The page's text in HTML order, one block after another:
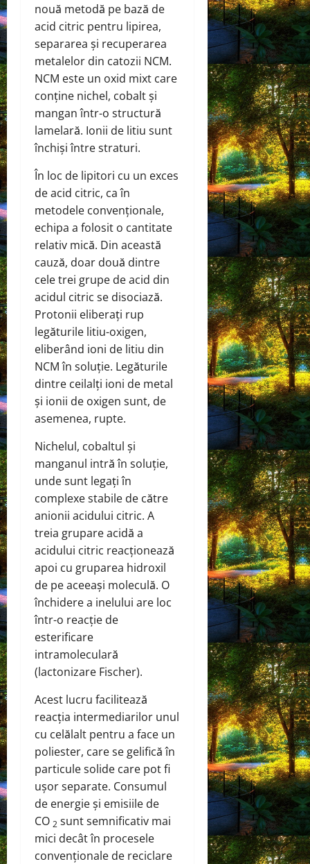
nouă metodă pe bază de
acid citric pentru lipirea,
separarea și recuperarea
metalelor din catozii NCM.
NCM este un oxid mixt care
conține nichel, cobalt și
mangan într-o structură
lamelară. Ionii de litiu sunt
închiși între straturi.
În loc de lipitori cu un exces
de acid citric, ca în
metodele convenționale,
echipa a folosit o cantitate
relativ mică. Din această
cauză, doar două dintre
cele trei grupe de acid din
acidul citric se disociază.
Protonii eliberați rup
legăturile litiu-oxigen,
eliberând ioni de litiu din
NCM în soluție. Legăturile
dintre ceilalți ioni de metal
și ionii de oxigen sunt, de
asemenea, rupte.
Nichelul, cobaltul și
manganul intră în soluție,
unde sunt legați în
complexe stabile de către
anionii acidului citric. A
treia grupare acidă a
acidului citric reacționează
apoi cu gruparea hidroxil
de pe aceeași moleculă. O
închidere a inelului are loc
într-o reacție de
esterificare
intramoleculară
(lactonizare Fischer).
Acest lucru facilitează
reacția intermediarilor unul
cu celălalt pentru a face un
poliester, care se gelifică în
particule solide care pot fi
ușor separate. Consumul
de energie și emisiile de
CO 2 sunt semnificativ mai
mici decât în ​​procesele
convenționale de reciclare